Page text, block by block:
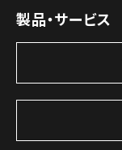
製品・サービス